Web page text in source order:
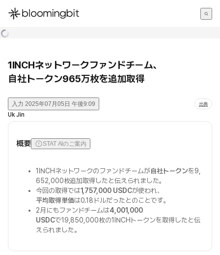
한국어
1INCHネットワークファンドチーム、
自社トークン965万枚を追加取得
入力 2025年07月05日 午後9:09 出典
Uk Jin
概要 STAT AIのご案内
1INCHネットワークのファンドチームが自社トークンを9,
652,000枚追加取得したと伝えられました。
今回の取得では1,757,000 USDCが使われ、
平均取得単価は0.18ドルだったとのことです。
2月にもファンドチームは4,001,000
USDCで19,850,000枚の1INCHトークンを取得したと伝
えられました。